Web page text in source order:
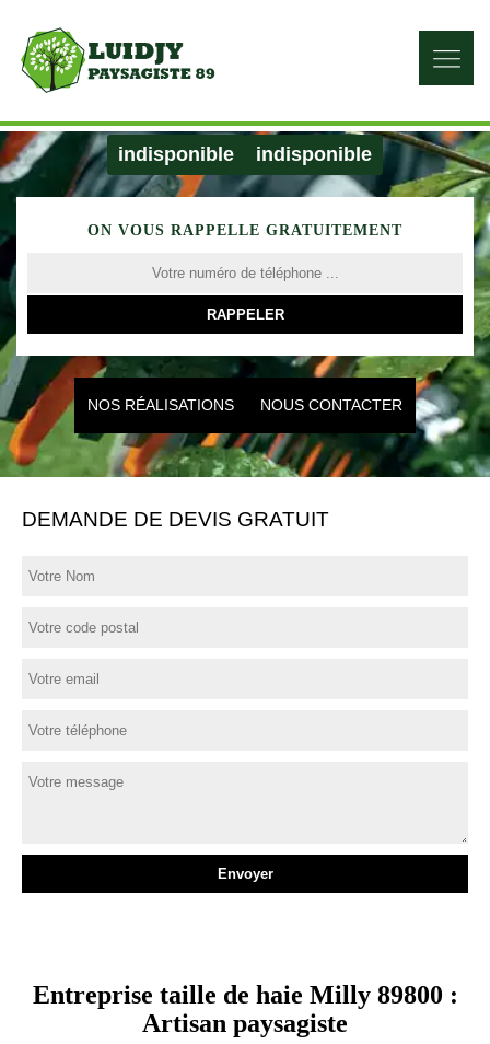
indisponible indisponible
ON VOUS RAPPELLE GRATUITEMENT
NOS RÉALISATIONS NOUS CONTACTER
DEMANDE DE DEVIS GRATUIT
Entreprise taille de haie Milly 89800 :
Artisan paysagiste